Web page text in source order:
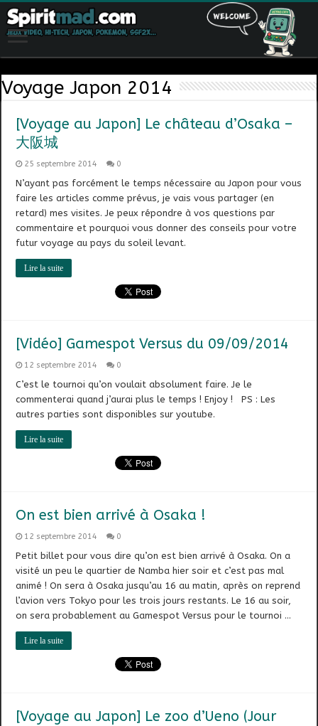
Voyage Japon 2014
[Voyage au Japon] Le château d’Osaka –
大阪城
25 septembre 2014 0
N’ayant pas forcément le temps nécessaire au Japon pour vous
faire les articles comme prévus, je vais vous partager (en
retard) mes visites. Je peux répondre à vos questions par
commentaire et pourquoi vous donner des conseils pour votre
futur voyage au pays du soleil levant.
Lire la suite
[Vidéo] Gamespot Versus du 09/09/2014
12 septembre 2014 0
C’est le tournoi qu’on voulait absolument faire. Je le
commenterai quand j’aurai plus le temps ! Enjoy ! PS : Les
autres parties sont disponibles sur youtube.
Lire la suite
On est bien arrivé à Osaka !
12 septembre 2014 0
Petit billet pour vous dire qu’on est bien arrivé à Osaka. On a
visité un peu le quartier de Namba hier soir et c’est pas mal
animé ! On sera à Osaka jusqu’au 16 au matin, après on reprend
l’avion vers Tokyo pour les trois jours restants. Le 16 au soir,
on sera probablement au Gamespot Versus pour le tournoi …
Lire la suite
[Voyage au Japon] Le zoo d’Ueno (Jour